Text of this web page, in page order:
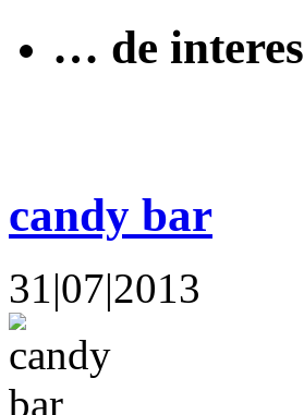
… de interes
candy bar
31|07|2013